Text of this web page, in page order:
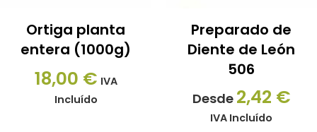
Ortiga planta
entera (1000g)
18,00 € IVA
Incluído
Preparado de
Diente de León
506
Desde 2,42 €
IVA Incluído
pueden
elegir
en
la
página